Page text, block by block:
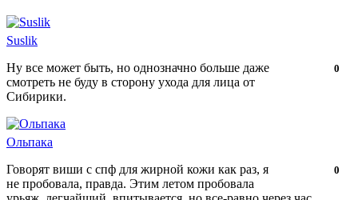
Suslik
Нравится!
0
Ну все может быть, но однозначно больше даже
смотреть не буду в сторону ухода для лица от
Сибирики.
Ольпака
Нравится!
0
Говорят виши с спф для жирной кожи как раз, я
не пробовала, правда. Этим летом пробовала